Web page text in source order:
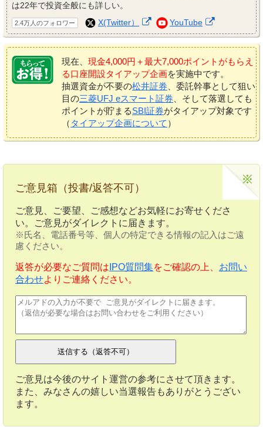
は22年で投資全般にも詳しい。
2.4万人のフォロワー X(Twitter） YouTube
現在、 現金4,000円＋最大7,000ポイントがもらえ
る口座開設タイアップ企画を実施中です。
抽選資金が不要の松井証券 、委託幹事として狙い
目の三菱UFJ eスマート証券 、そして落選しても
ポイントが貯まるSBI証券がタイアップ対象です
（ タイアップ企画について ）
ご意見箱（投書/返答不可）
ご意見、ご要望、ご感想などお気軽にお寄せくださ
い。ご意見がダイレクトに届きます。
※氏名、電話番号等、個人の特定できる情報の記入はご遠
慮ください。
返答が必要なご質問は IPO質問集をご確認の上、 お問い
合わせよりご連絡ください。
ご意見は今後のサイト運営の参考にさせて頂きます。
また、みなさんの嬉しい当選報告もありがとうござい
ます。